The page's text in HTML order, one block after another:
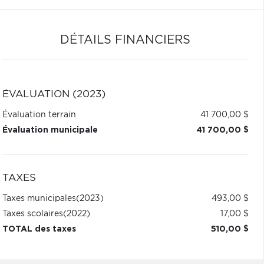
DÉTAILS FINANCIERS
ÉVALUATION (2023)
Évaluation terrain
41 700,00 $
Évaluation municipale
41 700,00 $
TAXES
Taxes municipales(2023)
493,00 $
Taxes scolaires(2022)
17,00 $
TOTAL des taxes
510,00 $